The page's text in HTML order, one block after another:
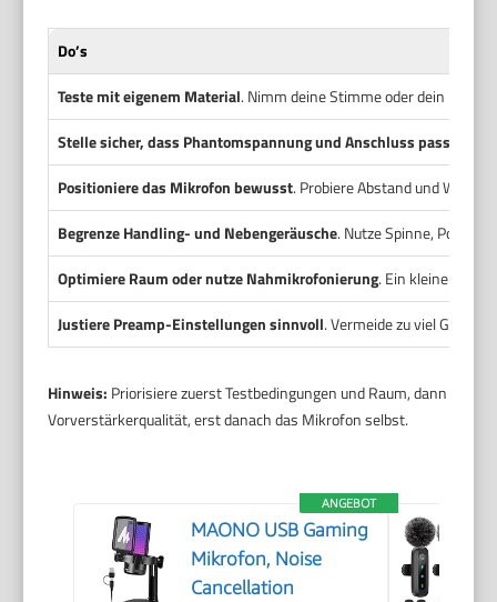
Do’s
Teste mit eigenem Material. Nimm deine Stimme oder dein
Stelle sicher, dass Phantomspannung und Anschluss passen
Positioniere das Mikrofon bewusst. Probiere Abstand und
Begrenze Handling- und Nebengeräusche. Nutze Spinne,
Optimiere Raum oder nutze Nahmikrofonierung. Ein kleiner
Justiere Preamp-Einstellungen sinnvoll. Vermeide zu viel Gain.
Hinweis: Priorisiere zuerst Testbedingungen und Raum, dann
Vorverstärkerqualität, erst danach das Mikrofon selbst.
ANGEBOT
MAONO USB Gaming
Mikrofon, Noise
Cancellation